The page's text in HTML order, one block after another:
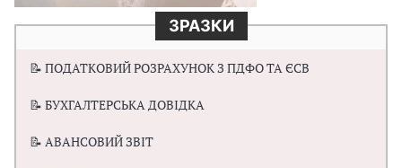
ЗРАЗКИ
📝 ПОДАТКОВИЙ РОЗРАХУНОК З ПДФО ТА ЄСВ
📝 БУХГАЛТЕРСЬКА ДОВІДКА
📝 АВАНСОВИЙ ЗВІТ